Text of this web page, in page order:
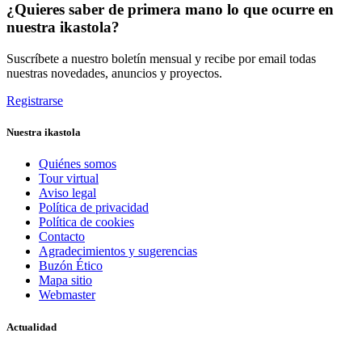
¿Quieres saber de primera mano lo que ocurre en
nuestra ikastola?
Suscríbete a nuestro boletín mensual y recibe por email todas
nuestras novedades, anuncios y proyectos.
Registrarse
Nuestra ikastola
Quiénes somos
Tour virtual
Aviso legal
Política de privacidad
Política de cookies
Contacto
Agradecimientos y sugerencias
Buzón Ético
Mapa sitio
Webmaster
Actualidad